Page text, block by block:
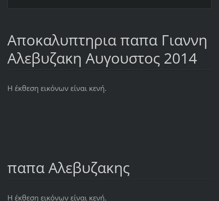
Αποκαλυπτηρια παπα Γιαννη
Αλεβυζακη Αυγουστος 2014
Η έκθεση εικόνων είναι κενή.
παπα Αλεβυζακης
Η έκθεση εικόνων είναι κενή.